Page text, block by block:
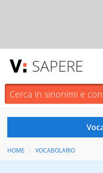
SAPERE
HOME VOCABOLARIO